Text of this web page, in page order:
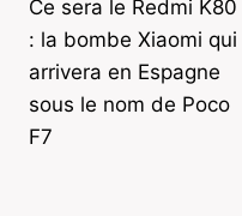
de
l’article
Ce sera le Redmi K80
: la bombe Xiaomi qui
arrivera en Espagne
sous le nom de Poco
F7